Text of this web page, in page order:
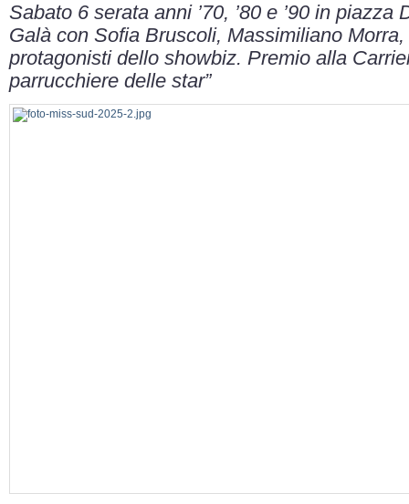
Sabato 6 serata anni ’70, ’80 e ’90 in
Galà con Sofia Bruscoli, Massimiliano
protagonisti dello showbiz. Premio alla
parrucchiere delle star”